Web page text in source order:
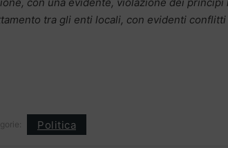
con una evidente, violazione dei principi
tra gli enti locali, con evidenti
Politica